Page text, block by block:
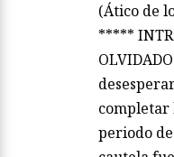
(Ático de
*****
completar
periodo